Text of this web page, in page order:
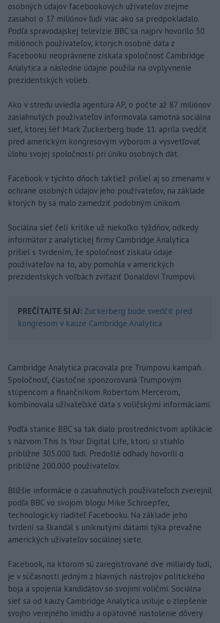
osobných údajov facebookových užívateľov zrejme
zasiahol o 37 miliónov ľudí viac ako sa predpokladalo.
Podľa spravodajskej televízie BBC sa najprv hovorilo 50
miliónoch používateľov, ktorých osobné dáta z
Facebooku neoprávnene získala spoločnosť Cambridge
Analytica a následne údajne použila na ovplyvnenie
prezidentských volieb.
Ako v stredu uviedla agentúra AP, o počte až 87 miliónov
zasiahnutých používateľov informovala samotná sociálna
sieť, ktorej šéf Mark Zuckerberg bude 11. apríla svedčiť
pred americkým kongresovým výborom a vysvetľovať
úlohu svojej spoločnosti pri úniku osobných dát.
Facebook v týchto dňoch taktiež prišiel aj so zmenami v
ochrane osobných údajov jeho používateľov, na základe
ktorých by sa malo zamedziť podobným únikom.
Sociálna sieť čelí kritike už niekoľko týždňov, odkedy
informátor z analytickej firmy Cambridge Analytica
prišiel s tvrdením, že spoločnosť získala údaje
používateľov na to, aby pomohla v amerických
prezidentských voľbách zvíťaziť Donaldovi Trumpovi.
PREČÍTAJTE SI AJ: Zuckerberg bude svedčiť pred
kongresom v kauze Cambridge Analytica
Cambridge Analytica pracovala pre Trumpovu kampaň.
Spoločnosť, čiastočne sponzorovaná Trumpovým
stúpencom a finančníkom Robertom Mercerom,
kombinovala užívateľské dáta s voličskými informáciami.
Podľa stanice BBC sa tak dialo prostredníctvom aplikácie
s názvom This Is Your Digital Life, ktorú si stiahlo
približne 305.000 ľudí. Predošlé odhady hovorili o
približne 200.000 používateľov.
Bližšie informácie o zasiahnutých používateľoch zverejnil
podľa BBC vo svojom blogu Mike Schroepfer,
technologický riaditeľ Facebooku. Na základe jeho
tvrdení sa škandál s uniknutými dátami týka prevažne
amerických užívateľov sociálnej siete.
Facebook, na ktorom sú zaregistrované dve miliardy ľudí,
je v súčasnosti jedným z hlavných nástrojov politického
boja a spojenia kandidátov so svojimi voličmi. Sociálna
sieť sa od kauzy Cambridge Analytica usiluje o zlepšenie
svojho verejného imidžu a opätovné nastolenie dôvery